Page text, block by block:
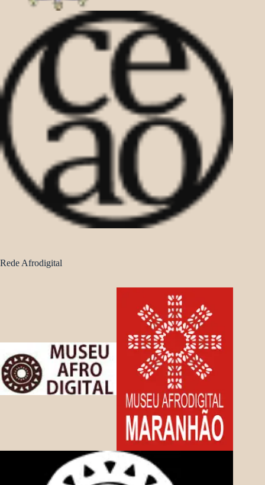
Rede Afrodigital